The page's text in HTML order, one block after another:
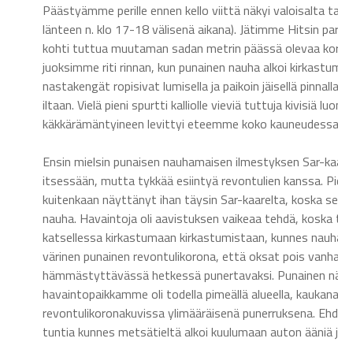
Päästyämme perille ennen kello viittä näkyi valoisalta
länteen n. klo 17-18 välisenä aikana). Jätimme Hitsin
kohti tuttua muutaman sadan metrin päässä olevaa
juoksimme riti rinnan, kun punainen nauha alkoi
nastakengät ropisivat lumisella ja paikoin jäisellä
iltaan. Vielä pieni spurtti kalliolle vieviä tuttuja kivisiä
käkkärämäntyineen levittyi eteemme koko
Ensin mielsin punaisen nauhamaisen ilmestyksen Sar-
itsessään, mutta tykkää esiintyä revontulien kanssa.
kuitenkaan näyttänyt ihan täysin Sar-kaarelta, koska
nauha. Havaintoja oli aavistuksen vaikeaa tehdä,
katsellessa kirkastumaan kirkastumistaan, kunnes
värinen punainen revontulikorona, että oksat pois
hämmästyttävässä hetkessä punertavaksi. Punainen
havaintopaikkamme oli todella pimeällä alueella,
revontulikoronakuvissa ylimääräisenä punerruksena.
tuntia kunnes metsätieltä alkoi kuulumaan auton